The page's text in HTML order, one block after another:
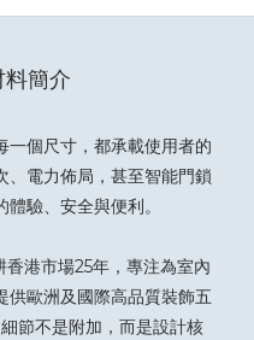
簡介
一個尺寸，都承載使用者的
、電力佈局，甚至智能門鎖
驗、安全與便利。
港市場25年，專注為室內
供歐洲及國際高品質裝飾五
節不是附加，而是設計核